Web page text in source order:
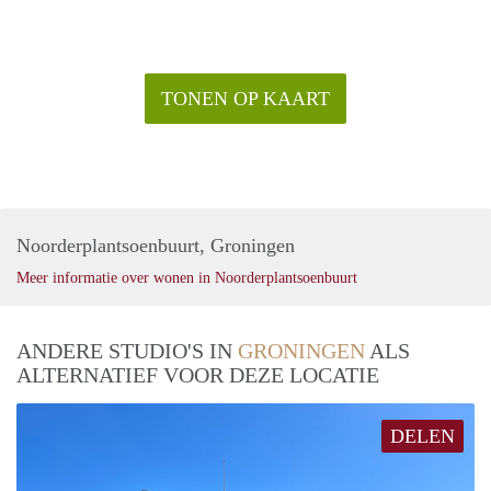
TONEN OP KAART
Noorderplantsoenbuurt, Groningen
Meer informatie over wonen in Noorderplantsoenbuurt
ANDERE STUDIO'S IN GRONINGEN ALS
ALTERNATIEF VOOR DEZE LOCATIE
DELEN